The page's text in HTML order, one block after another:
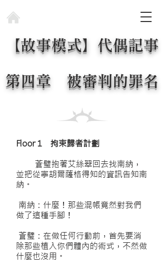
【故事模式】代偶記事
第四章 被審判的罪名
Floor 1 拘束歸者計劃
蒼璧抱著艾絲翠回去找南納，
並把從寧胡爾薩格得知的資訊告知南
納。
南納：什麼！那些混帳竟然對我們
做了這種手腳！
蒼璧：在做任何行動前，首先要消
除那些植入你們體內的術式，不然做
什麼也沒用。